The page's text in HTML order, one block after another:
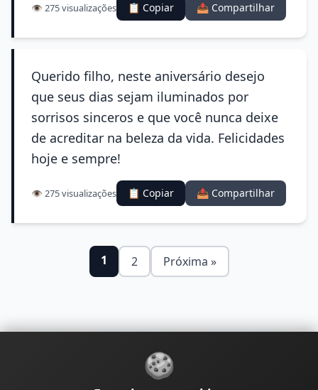
👁️ 275 visualizações 📋 Copiar 📤 Compartilhar
Querido filho, neste aniversário desejo
que seus dias sejam iluminados por
sorrisos sinceros e que você nunca deixe
de acreditar na beleza da vida. Felicidades
hoje e sempre!
👁️ 275 visualizações 📋 Copiar 📤 Compartilhar
1 2 Próxima »
🍪